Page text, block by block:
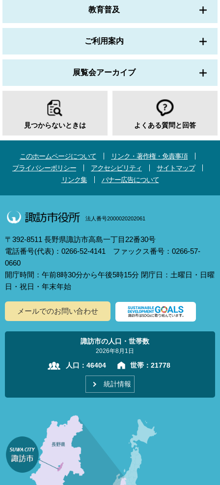
教育普及
ご利用案内
展覧会アーカイブ
見つからないときは よくある質問と回答
このホームページについて
リンク・著作権・免責事項
プライバシーポリシー
アクセシビリティ
サイトマップ
リンク集
バナー広告について
法人番号2000020202061
〒392-8511 長野県諏訪市高島一丁目22番30号
電話番号(代表)：0266-52-4141 ファックス番号：0266-57-
0660
開庁時間：午前8時30分から午後5時15分 閉庁日：土曜日・日曜
日・祝日・年末年始
メールでのお問い合わせ
諏訪市の人口・世帯数
2026年8月1日
人口： 46404 世帯： 21778
統計情報